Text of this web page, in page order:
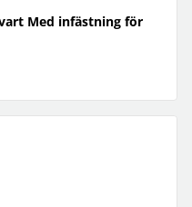
Med infästning för